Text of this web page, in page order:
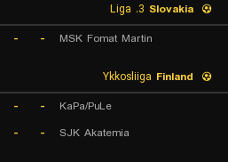
Slovakia
MSK Fomat Martin
-
-
Finland
KaPa/PuLe
-
-
SJK Akatemia
-
-